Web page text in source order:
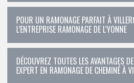
POUR UN RAMONAGE PARFAIT À
L’ENTREPRISE RAMONAGE DE L'YONNE
DÉCOUVREZ TOUTES LES AVANTAGES
EXPERT EN RAMONAGE DE CHEMINÉ À